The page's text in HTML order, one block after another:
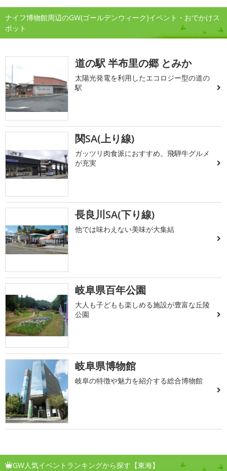
ナイフ博物館周辺のGW(ゴールデンウィーク)イベント・おでかけス
ポット
道の駅 半布里の郷 とみか
太陽光発電を利用したエコロジー型の道の
駅
関SA(上り線)
ガッツリ肉食派におすすめ。飛騨牛グルメ
が充実
長良川SA(下り線)
他では味わえない美味が大集結
岐阜県百年公園
大人も子どもも楽しめる施設が豊富な丘陵
公園
岐阜県博物館
岐阜の特徴や魅力を紹介する総合博物館
GW人気イベントランキングから探す【東海】